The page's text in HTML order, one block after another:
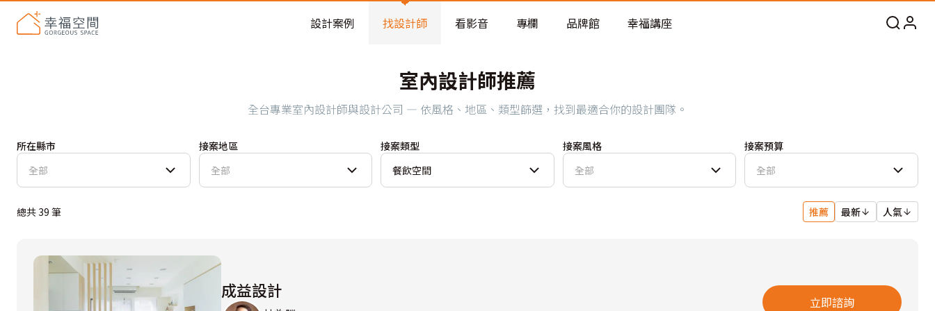
老屋預算分配與高 CP 值煥新術
設計案例 找設計師 看影音 專欄 品牌館 幸福講座
室內設計師推薦
全台專業室內設計師與設計公司 — 依風格、地區、類型篩選，找到最適合你的設計團隊。
所在縣市
全部
接案地區
全部
接案類型
餐飲空間
接案風格
全部
接案預算
全部
總共39 筆 推薦 最新 人氣
成益設計
立即諮詢